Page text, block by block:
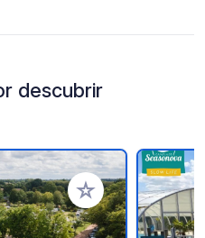
descubrir
Añadir a tus